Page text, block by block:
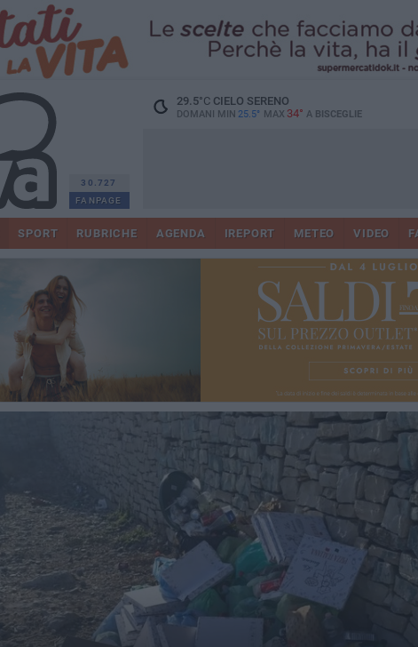
30.727
FANPAGE
29.5°CCIELO SERENO
DOMANI MIN 25.5° MAX 34° A BISCEGLIE
SPORT RUBRICHE AGENDA IREPORT METEO VIDEO